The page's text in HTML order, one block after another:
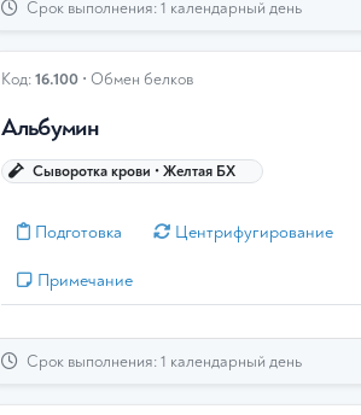
Срок выполнения: 1 календарный день
Код:16.100• Обмен белков
Альбумин
Сыворотка крови • Желтая БХ
Подготовка Центрифугирование
Примечание
Срок выполнения: 1 календарный день